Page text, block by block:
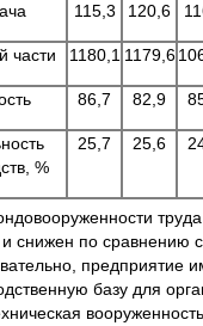
115,3 120,6
части 1180,1 1179,6
86,7 82,9
%
25,7 25,6
труда
снижен по сравнению
предприятие
базу для